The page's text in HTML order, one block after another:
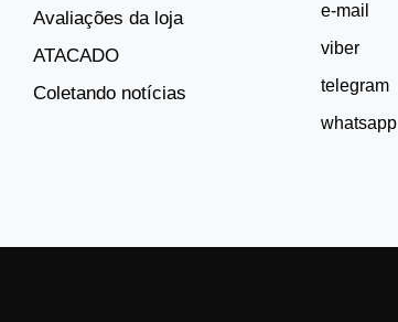
e-mail
viber
telegram
whatsapp
Avaliações da loja
ATACADO
Coletando notícias